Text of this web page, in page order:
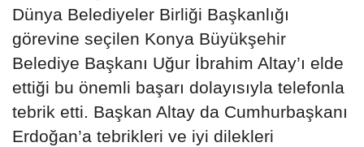
Dünya Belediyeler Birliği Başkanlığı
görevine seçilen Konya Büyükşehir
Belediye Başkanı Uğur İbrahim Altay’ı elde
ettiği bu önemli başarı dolayısıyla telefonla
tebrik etti. Başkan Altay da Cumhurbaşkanı
Erdoğan’a tebrikleri ve iyi dilekleri